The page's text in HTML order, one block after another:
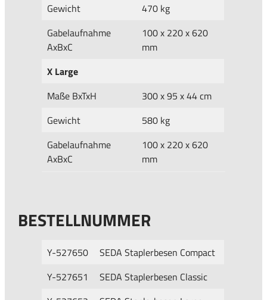
Gewicht
470 kg
Gabelaufnahme
AxBxC
100 x 220 x 620
mm
X Large
Maße BxTxH
300 x 95 x 44 cm
Gewicht
580 kg
Gabelaufnahme
AxBxC
100 x 220 x 620
mm
BESTELLNUMMER
Y-527650
SEDA Staplerbesen Compact
Y-527651
SEDA Staplerbesen Classic